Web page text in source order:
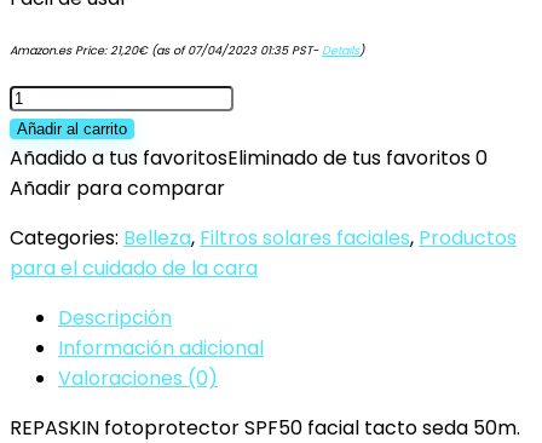
Amazon.es Price:21,20€(as of 07/04/2023 01:35 PST-Details)
SESDERMA
Fotoprotector
Facial
Toque
Seda
Spf50
cantidad
Añadir al carrito
Añadido a tus favoritosEliminado de tus favoritos0
Añadir para comparar
Categories: Belleza, Filtros solares faciales, Productos
para el cuidado de la cara
Descripción
Información adicional
Valoraciones (0)
REPASKIN fotoprotector SPF50 facial tacto seda 50m.